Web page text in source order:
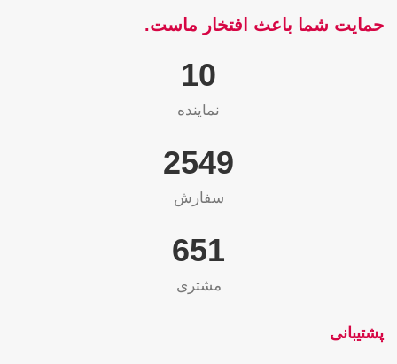
حمایت شما باعث افتخار ماست.
10
نماینده
2565
سفارش
655
مشتری
پشتیبانی